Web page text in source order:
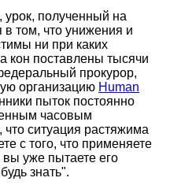
полученный на
том, что унижения и
ни при каких
кон поставлены тысячи
прокурор,
организацию Human
пыток постоянно
часовым
ситуация растяжима
с того, что применяете
вы уже пытаете его
знать".